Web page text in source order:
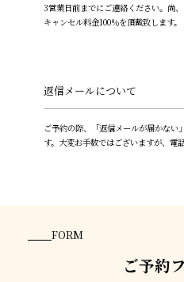
3営業日前までにご連絡ください。尚
キャンセル料金100％を頂戴致します。
返信メールについて
ご予約の際、「返信メールが届かない
す。大変お手数ではございますが、電
FORM
ご予約